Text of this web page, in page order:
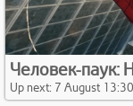
Человек-паук:
Up next: 7 August